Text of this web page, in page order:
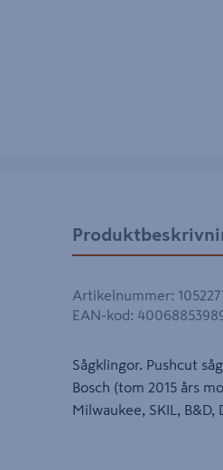
Artikelnummer:
EAN-kod:
Sågklingor. Pushcut
Bosch (tom 2015 års
Milwaukee, SKIL,